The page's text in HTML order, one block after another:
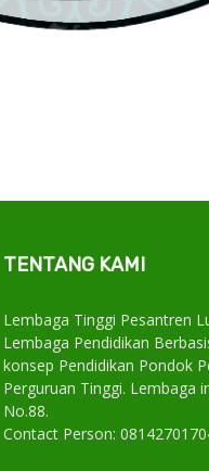
TENTANG KAMI
Lembaga Tinggi Pesantren
Lembaga Pendidikan
konsep Pendidikan Pondok
Perguruan Tinggi. Lembaga
No.88.
Contact Person: